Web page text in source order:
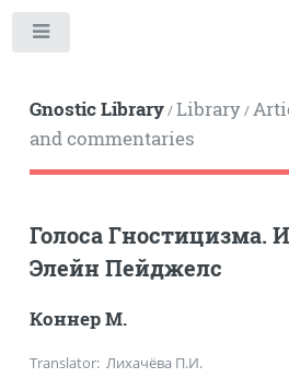
Gnostic Library/Library/
and commentaries
Голоса Гностицизма.
Элейн Пейджелс
Коннер М.
Translator: Лихачёва П.И.